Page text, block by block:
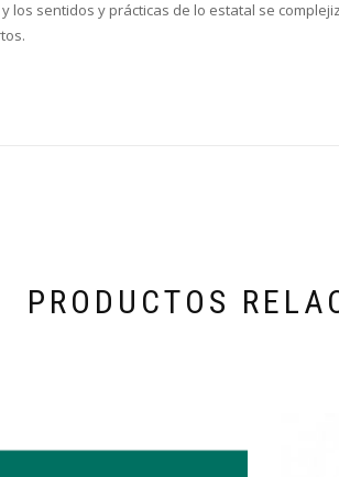
los sentidos y prácticas de lo estatal se
PRODUCTOS